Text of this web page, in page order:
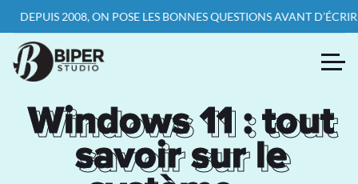
2008, ON POSE LES BONNES QUESTIONS AVANT D’ÉCRIRE LA
Windows 11 : tout
savoir sur le
Windows 11 : tout
savoir sur le